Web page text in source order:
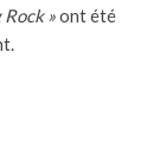
Rock »ont été